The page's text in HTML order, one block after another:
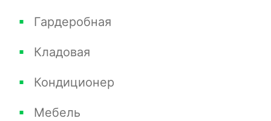
Гардеробная
Кладовая
Кондиционер
Мебель